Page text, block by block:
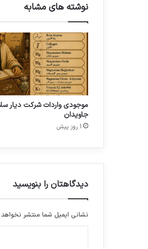
ی
د
ا
ه
ی
خ
ص
ص
ی
ا
ی
،
م
ی
نوشته های مشابه
موجودی واردات شرکت دیار
جاویدان
1 روز پیش
دیدگاهتان را بنویسید
نشانی ایمیل شما منتشر